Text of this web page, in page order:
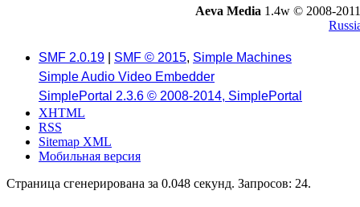
Aeva Media 1.4w © 2008-
SMF 2.0.19 SMF © 2015, Simple Machines
Simple Audio Video Embedder
SimplePortal 2.3.6 © 2008-2014, SimplePortal
XHTML
RSS
Sitemap XML
Мобильная версия
Страница сгенерирована за 0.048 секунд. Запросов: 24.